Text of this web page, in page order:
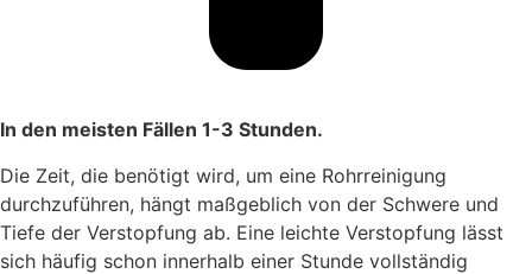
In den meisten Fällen 1-3 Stunden.
Die Zeit, die benötigt wird, um eine Rohrreinigung
durchzuführen, hängt maßgeblich von der Schwere und
Tiefe der Verstopfung ab. Eine leichte Verstopfung lässt
sich häufig schon innerhalb einer Stunde vollständig